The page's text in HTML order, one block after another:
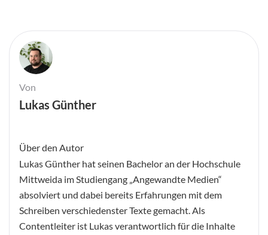
Von
Lukas Günther
Über den Autor
Lukas Günther hat seinen Bachelor an der Hochschule
Mittweida im Studiengang „Angewandte Medien“
absolviert und dabei bereits Erfahrungen mit dem
Schreiben verschiedenster Texte gemacht. Als
Contentleiter ist Lukas verantwortlich für die Inhalte